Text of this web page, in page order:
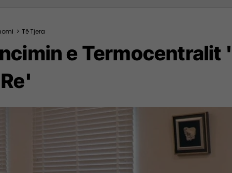
> Të Tjera
e Termocentralit
Re'